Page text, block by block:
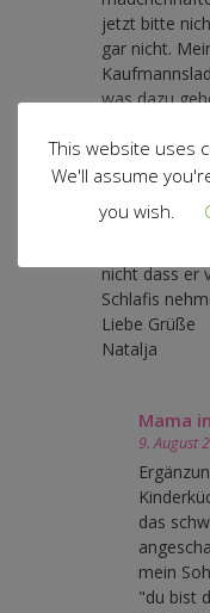
jetzt bitte
gar nicht.
was dazu
Mein Großer
grade ab…
er aber
schwer ihm
nicht dass er
Schlafis
Liebe Grüße
Natalja
Mama
9. August
das
mein
"du bist
This website uses
We'll assume
you wish.